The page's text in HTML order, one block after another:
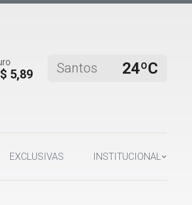
5,89 Santos 24ºC
EXCLUSIVAS INSTITUCIONAL